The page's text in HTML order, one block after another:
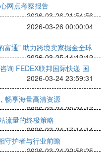
网点考察报告
2026-03-26 21:54:56
2026-03-26 00:00:04
富通” 助力跨境卖家掘金全球
2026-03-25 14:12:12
询 FEDEX联邦国际快递 国
2026-03-24 23:59:31
畅享海量高清资源
2026-03-24 20:24:17
流量的终极策略
2026-03-24 17:14:14
守护者与行业前瞻
2026-03-24 02:58:25